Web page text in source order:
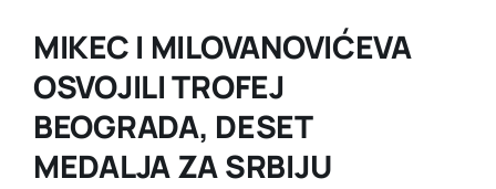
Akti SSAB
Kontakt
MIKEC I MILOVANOVIĆEVA
OSVOJILI TROFEJ
BEOGRADA, DESET
MEDALJA ZA SRBIJU